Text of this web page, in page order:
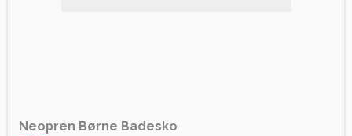
Neopren Børne Badesko